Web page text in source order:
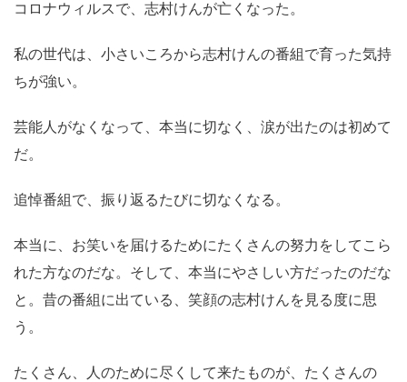
コロナウィルスで、志村けんが亡くなった。
私の世代は、小さいころから志村けんの番組で育った気持
ちが強い。
芸能人がなくなって、本当に切なく、涙が出たのは初めて
だ。
追悼番組で、振り返るたびに切なくなる。
本当に、お笑いを届けるためにたくさんの努力をしてこら
れた方なのだな。そして、本当にやさしい方だったのだな
と。昔の番組に出ている、笑顔の志村けんを見る度に思
う。
たくさん、人のために尽くして来たものが、たくさんの